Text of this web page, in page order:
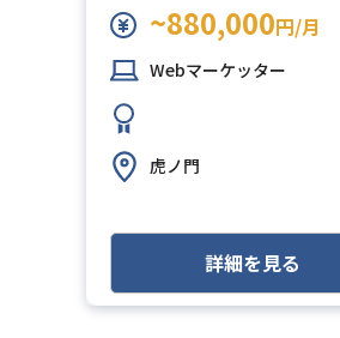
~880,000円/月
Webマーケッター
虎ノ門
詳細を見る